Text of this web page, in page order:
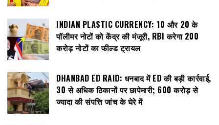
INDIAN PLASTIC CURRENCY: ₹10 और ₹20 के
पॉलीमर नोटों को केंद्र की मंजूरी, RBI करेगा 200
करोड़ नोटों का फील्ड ट्रायल
DHANBAD ED RAID: धनबाद में ED की बड़ी कार्रवाई,
30 से अधिक ठिकानों पर छापेमारी; 600 करोड़ से
ज्यादा की संपत्ति जांच के घेरे में